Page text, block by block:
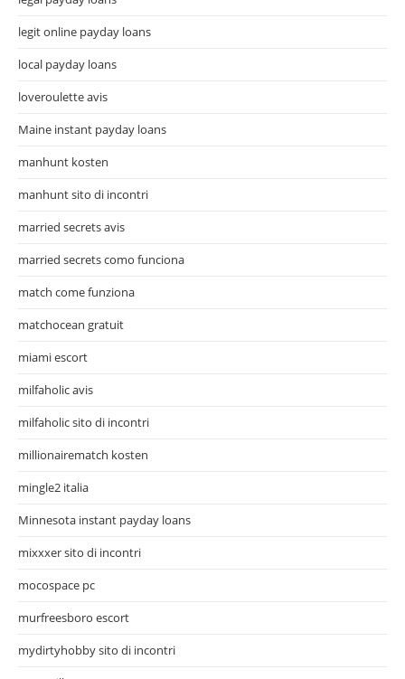
legit online payday loans
local payday loans
loveroulette avis
Maine instant payday loans
manhunt kosten
manhunt sito di incontri
married secrets avis
married secrets como funciona
match come funziona
matchocean gratuit
miami escort
milfaholic avis
milfaholic sito di incontri
millionairematch kosten
mingle2 italia
Minnesota instant payday loans
mixxxer sito di incontri
mocospace pc
murfreesboro escort
mydirtyhobby sito di incontri